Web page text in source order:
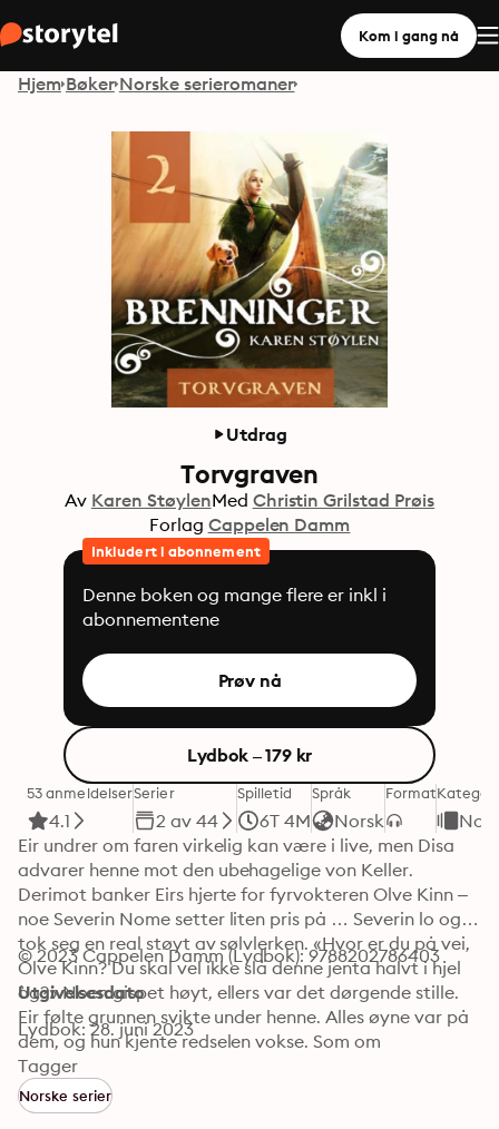
Kom i gang nå
Hjem Bøker Norske serieromaner
Utdrag
Torvgraven
Av Karen StøylenMed Christin Grilstad Prøis
Forlag Cappelen Damm
Inkludert i abonnement
Denne boken og mange flere er inkl i
abonnementene
Prøv nå
Lydbok – 179 kr
53 anmeldelser
4.1
Serier
2 av 44
Spilletid
6T 4M
Språk
Norsk
FormatKategori
Eir undrer om faren virkelig kan være i live, men Disa
advarer henne mot den ubehagelige von Keller.
Derimot banker Eirs hjerte for fyrvokteren Olve Kinn –
noe Severin Nome setter liten pris på … Severin lo og
tok seg en real støyt av sølvlerken. «Hvor er du på vei,
Olve Kinn? Du skal vel ikke slå denne jenta halvt i hjel
òg?» Noen gispet høyt, ellers var det dørgende stille.
Eir følte grunnen svikte under henne. Alles øyne var på
dem, og hun kjente redselen vokse. Som om
fortryllelsen var brutt, og hun var tilbake i den virkelige
verden.
© 2023 Cappelen Damm (Lydbok): 9788202786403
Utgivelsesdato
Lydbok: 28. juni 2023
Tagger
Norske serier